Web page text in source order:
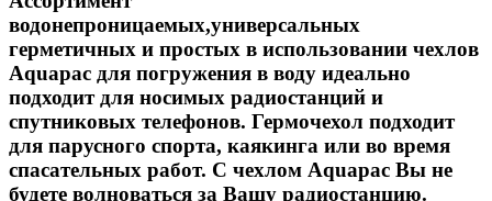
водонепроницаемых,универсальных
герметичных и простых в использовании чехлов
Aquapac для погружения в воду идеально
подходит для носимых радиостанций и
спутниковых телефонов. Гермочехол подходит
для парусного спорта, каякинга или во время
спасательных работ. С чехлом Aquapac Вы не
будете волноваться за Вашу радиостанцию.